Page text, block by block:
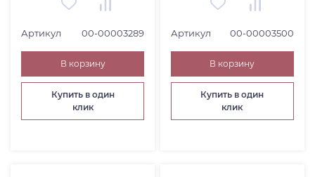
Артикул 00-00003289
В корзину
Купить в один
клик
Артикул 00-00003500
В корзину
Купить в один
клик